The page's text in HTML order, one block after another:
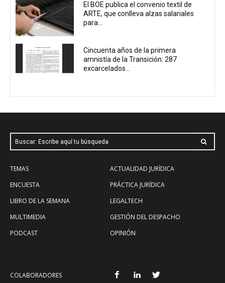
El BOE publica el convenio textil de
ARTE, que conlleva alzas salariales
para...
Cincuenta años de la primera
amnistía de la Transición: 287
excarcelados...
Buscar: Escribe aquí tu búsqueda
TEMAS
ENCUESTA
LIBRO DE LA SEMANA
MULTIMEDIA
PODCAST
ACTUALIDAD JURÍDICA
PRÁCTICA JURÍDICA
LEGALTECH
GESTIÓN DEL DESPACHO
OPINIÓN
COLABORADORES